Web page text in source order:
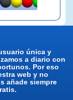
única y
a diario con
Por eso
web y no
añade siempre